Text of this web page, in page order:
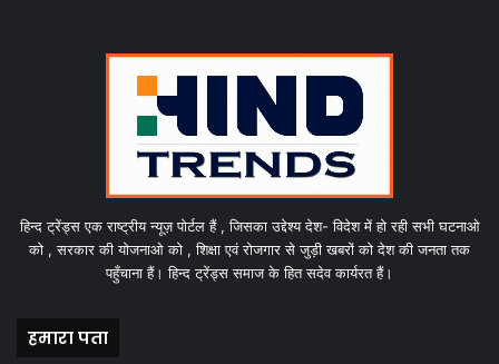
हिन्द ट्रेंड्स एक राष्ट्रीय न्यूज़ पोर्टल हैं , जिसका उद्देश्य देश- विदेश में हो रही सभी घटनाओ
को , सरकार की योजनाओ को , शिक्षा एवं रोजगार से जुड़ी खबरों को देश की जनता तक
पहुँचाना हैं। हिन्द ट्रेंड्स समाज के हित सदेव कार्यरत हैं।
हमारा पता